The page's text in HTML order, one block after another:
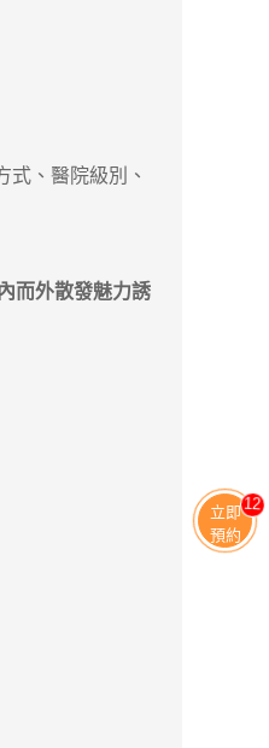
、醫院級別、
而外散發魅力誘
立即
預約
11